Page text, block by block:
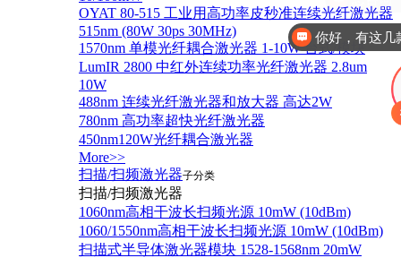
OYAT 80-515 工业用高功率皮秒准连续光纤激光器
515nm (80W 30ps 30MHz)
1570nm 单模光纤耦合激光器 1-10W 台式/模块
LumIR 2800 中红外连续功率光纤激光器 2.8um
10W
488nm 连续光纤激光器和放大器 高达2W
780nm 高功率超快光纤激光器
450nm120W光纤耦合激光器
More>>
扫描/扫频激光器子分类
扫描/扫频激光器
1060nm高相干波长扫频光源 10mW (10dBm)
1060/1550nm高相干波长扫频光源 10mW (10dBm)
扫描式半导体激光器模块 1528-1568nm 20mW
你好，有这几